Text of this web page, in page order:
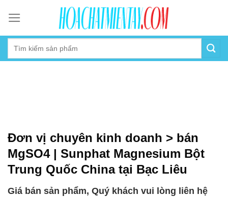
content
Đơn vị chuyên kinh doanh > bán
MgSO4 | Sunphat Magnesium Bột
Trung Quốc China tại Bạc Liêu
Giá bán sản phẩm, Quý khách vui lòng liên hệ